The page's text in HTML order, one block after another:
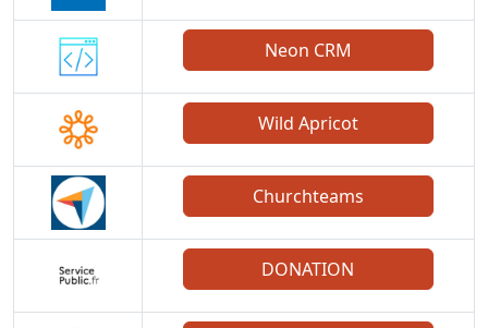
Neon CRM
Wild Apricot
Churchteams
DONATION